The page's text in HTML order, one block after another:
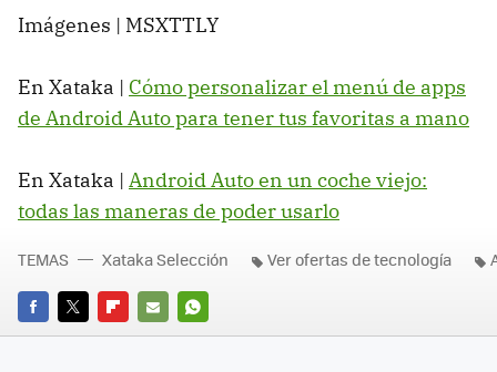
Imágenes | MSXTTLY
En Xataka | Cómo personalizar el menú de apps
de Android Auto para tener tus favoritas a mano
En Xataka | Android Auto en un coche viejo:
todas las maneras de poder usarlo
FACEBOOK
TWITTERFLIPBOARD
E-
WHATSAPP
TEMAS Xataka Selección Ver ofertas de tecnología